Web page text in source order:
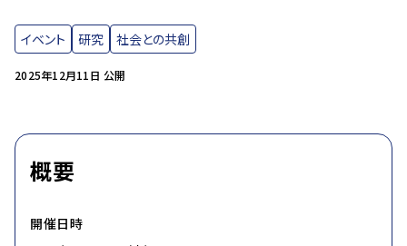
2025年12月11日 公開
イベント 研究 社会との共創
概要
開催日時